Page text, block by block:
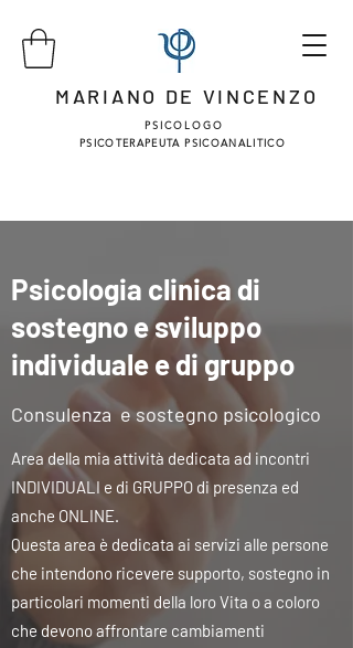
MARIANO DE VINCENZO
P S I C O L O G O
PSICOTERAPEUTA PSICOANALITICO
Psicologia clinica di
sostegno e sviluppo
individuale e di gruppo
Consulenza e sostegno psicologico
Area della mia attività dedicata ad incontri
INDIVIDUALI e di GRUPPO di presenza ed
anche ONLINE.
Questa area è dedicata ai servizi alle persone
che intendono ricevere supporto, sostegno in
particolari momenti della loro Vita o a coloro
che devono affrontare cambiamenti